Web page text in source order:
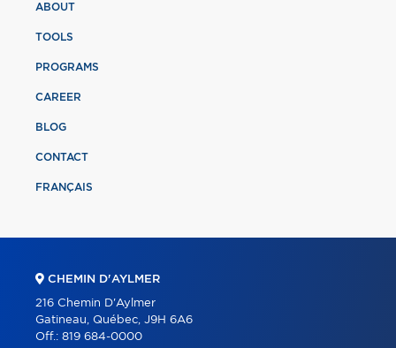
ABOUT
TOOLS
PROGRAMS
CAREER
BLOG
CONTACT
FRANÇAIS
CHEMIN D'AYLMER
216 Chemin D'Aylmer
Gatineau, Québec, J9H 6A6
Off.: 819 684-0000